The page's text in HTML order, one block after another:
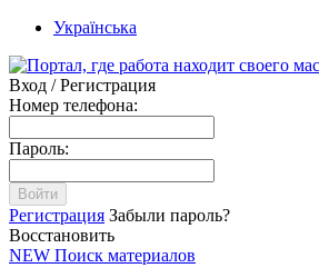
Українська
Вход / Регистрация
Номер телефона:
Пароль:
Войти
Регистрация Забыли пароль?
Восстановить
NEW Поиск материалов